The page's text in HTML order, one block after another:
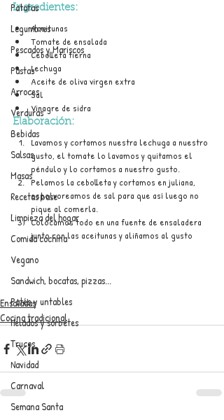
Patatas
Legumbres
Pescados y Mariscos
Pastas
Arroces
Verduras
Bebidas
Salsas
Masas
Recetas base
Limpieza del hogar
Comida cochina
Vegano
Sandwich, bocatas, pizzas...
Patés y untables
Helados y sorbetes
Trucos
Navidad
Carnaval
Semana Santa
Ingredientes:
Aceitunas
Tomate de ensalada
Cebolleta tierna
Lechuga
Aceite de oliva virgen extra
Sal
Vinagre de sidra
Elaboración:
Lavamos y cortamos nuestra lechuga a nuestro
gusto, el tomate lo lavamos y quitamos el
péndulo y lo cortamos a nuestro gusto.
Pelamos la cebolleta y cortamos en juliana,
espolvoreamos de sal para que así luego no
pique al comerla.
Colocamos todo en una fuente de ensaladera
junto con las aceitunas y aliñamos al gusto
Ensaladas
Cocina tradicional